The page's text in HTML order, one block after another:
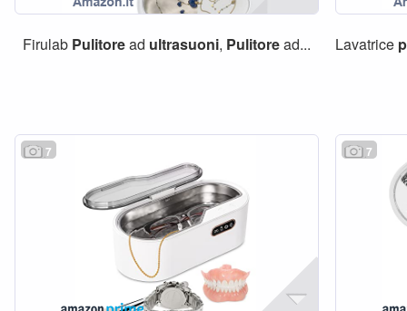
Firulab Pulitoread ultrasuoni, Pulitoread... Lavatrice
7 7